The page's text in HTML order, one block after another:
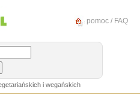
pomoc / FAQ
i wegańskich